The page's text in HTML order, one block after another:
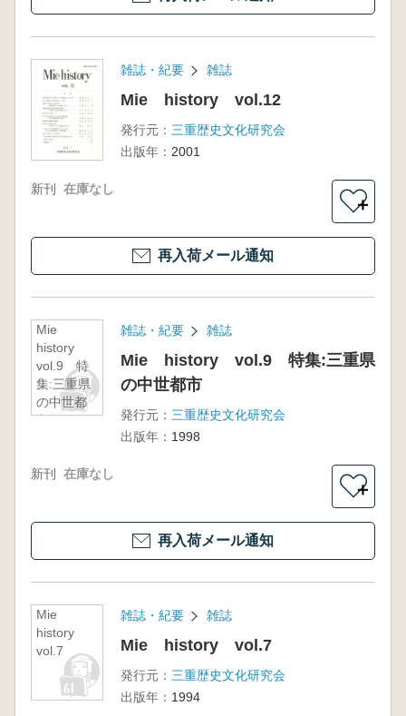
雑誌・紀要 雑誌
Mie history vol.12
発行元： 三重歴史文化研究会
出版年： 2001
新刊 在庫なし
＋
再入荷メール通知
Mie
history
vol.9 特
集:三重県
の中世都
市
雑誌・紀要 雑誌
Mie history vol.9 特集:三重県
の中世都市
発行元： 三重歴史文化研究会
出版年： 1998
新刊 在庫なし
＋
再入荷メール通知
Mie
history
vol.7
雑誌・紀要 雑誌
Mie history vol.7
発行元： 三重歴史文化研究会
出版年： 1994